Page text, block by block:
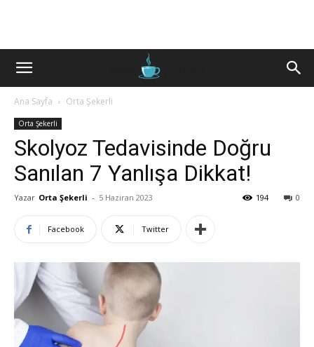
Ana Sayfa Orta Şekerli
Orta Şekerli
Skolyoz Tedavisinde Doğru
Sanılan 7 Yanlışa Dikkat!
Yazar Orta Şekerli - 5 Haziran 2023 0
194
Facebook Twitter